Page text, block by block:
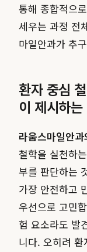
통해 종합적으
세우는 과정 전
마일안과가 추
환자 중심
이 제시하
라움스마일안
철학을 실천하
부를 판단하는
가장 안전하고
우선으로 고민
험 요소라도 발
니다. 오히려